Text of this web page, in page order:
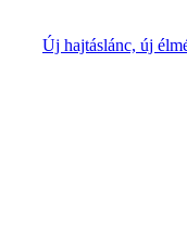
Új hajtáslánc, új